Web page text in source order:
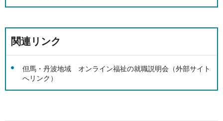
関連リンク
但馬・丹波地域 オンライン福祉の就職説明会（外部サイト
へリンク）